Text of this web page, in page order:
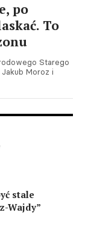
po
To
Starego
Moroz i
stale
Wajdy”